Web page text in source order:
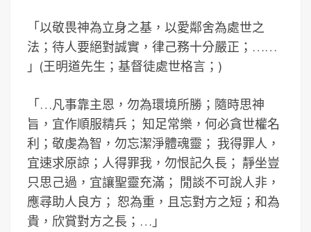
「以敬畏神為立身之基，以愛鄰舍為處世之
法；待人要絕對誠實，律己務十分嚴正；……
」(王明道先生；基督徒處世格言；)
「…凡事靠主恩，勿為環境所勝；隨時思神
旨，宜作順服精兵； 知足常樂，何必貪世權名
利；敬虔為智，勿忘潔淨體魂靈； 我得罪人，
宜速求原諒；人得罪我，勿恨記久長； 靜坐豈
只思己過，宜讓聖靈充滿； 閒談不可說人非，
應尋助人良方； 恕為重，且忘對方之短；和為
貴，欣賞對方之長；…」